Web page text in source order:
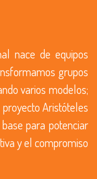
nace de equipos
grupos
varios modelos;
Aristóteles
para potenciar
y el compromiso